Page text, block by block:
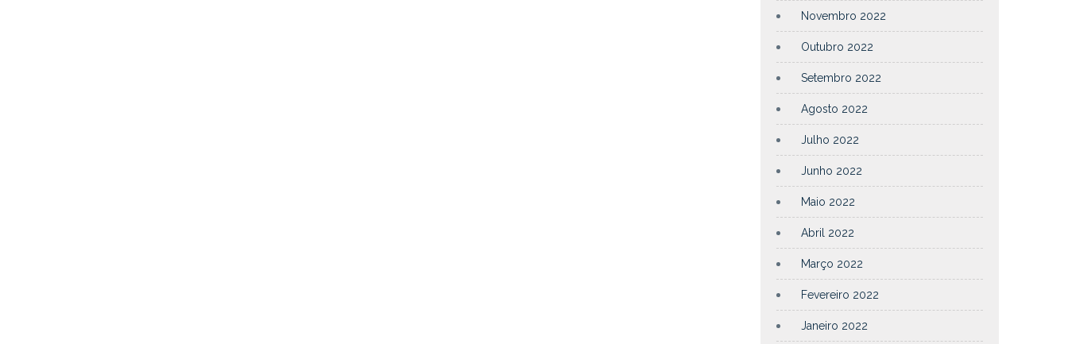
Novembro 2022
Outubro 2022
Setembro 2022
Agosto 2022
Julho 2022
Junho 2022
Maio 2022
Abril 2022
Março 2022
Fevereiro 2022
Janeiro 2022